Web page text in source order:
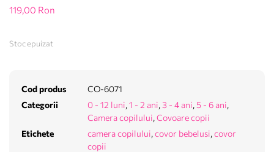
119,00 Ron
Stoc epuizat
Cod produs
CO-6071
Categorii
0 - 12 luni, 1 - 2 ani, 3 - 4 ani, 5 - 6 ani,
Camera copilului, Covoare copii
Etichete
camera copilului, covor bebelusi, covor
copii